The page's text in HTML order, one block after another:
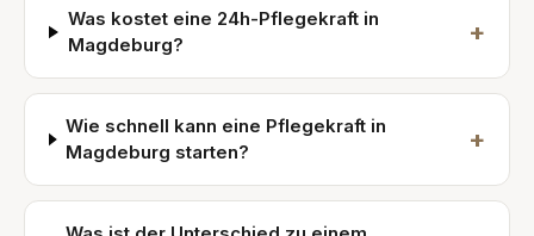
Was kostet eine 24h-Pflegekraft in
Magdeburg?
+
Wie schnell kann eine Pflegekraft in
Magdeburg starten?
+